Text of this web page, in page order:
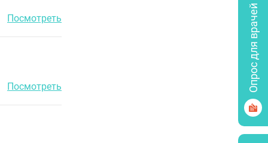
Посмотреть
Посмотреть Опрос для врачей